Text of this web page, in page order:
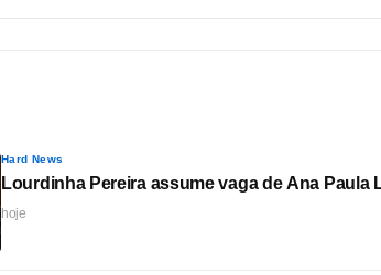
Hard News
Lourdinha Pereira assume vaga de Ana Paula
hoje